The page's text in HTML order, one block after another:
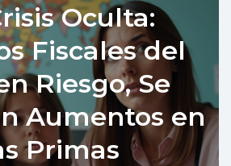
Oculta:
Fiscales del
Riesgo, Se
Aumentos en
Primas